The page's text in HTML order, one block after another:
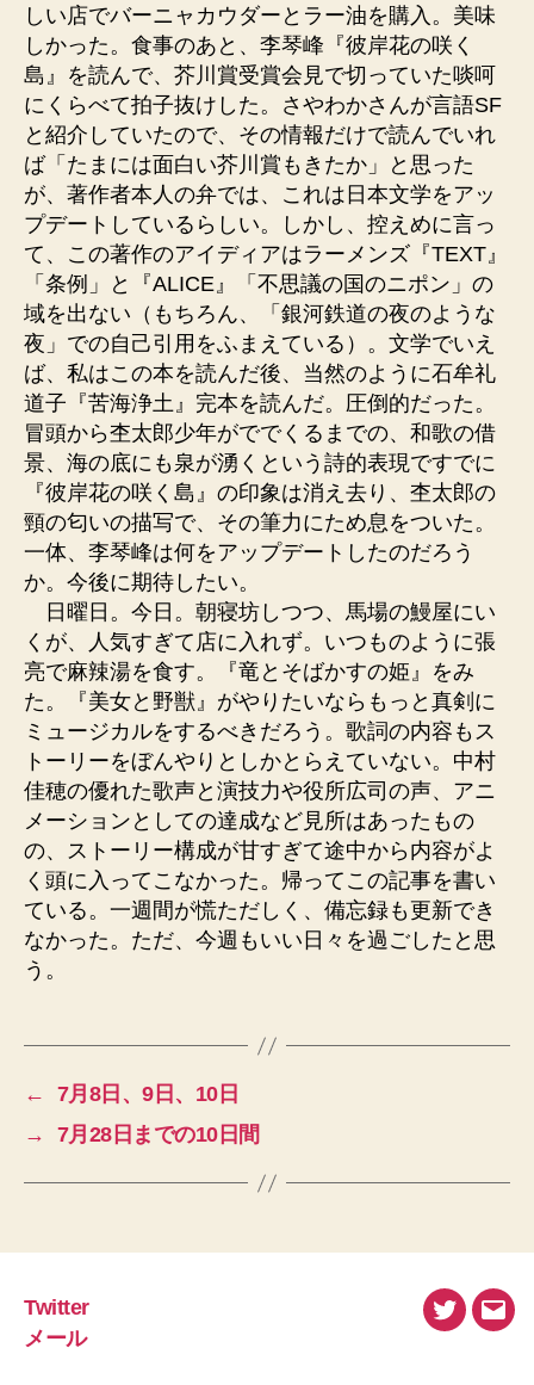
しい店でバーニャカウダーとラー油を購入。美味
しかった。食事のあと、李琴峰『彼岸花の咲く
島』を読んで、芥川賞受賞会見で切っていた啖呵
にくらべて拍子抜けした。さやわかさんが言語SF
と紹介していたので、その情報だけで読んでいれ
ば「たまには面白い芥川賞もきたか」と思った
が、著作者本人の弁では、これは日本文学をアッ
プデートしているらしい。しかし、控えめに言っ
て、この著作のアイディアはラーメンズ『TEXT』
「条例」と『ALICE』「不思議の国のニポン」の
域を出ない（もちろん、「銀河鉄道の夜のような
夜」での自己引用をふまえている）。文学でいえ
ば、私はこの本を読んだ後、当然のように石牟礼
道子『苦海浄土』完本を読んだ。圧倒的だった。
冒頭から杢太郎少年がででくるまでの、和歌の借
景、海の底にも泉が湧くという詩的表現ですでに
『彼岸花の咲く島』の印象は消え去り、杢太郎の
頸の匂いの描写で、その筆力にため息をついた。
一体、李琴峰は何をアップデートしたのだろう
か。今後に期待したい。
日曜日。今日。朝寝坊しつつ、馬場の鰻屋にい
くが、人気すぎて店に入れず。いつものように張
亮で麻辣湯を食す。『竜とそばかすの姫』をみ
た。『美女と野獣』がやりたいならもっと真剣に
ミュージカルをするべきだろう。歌詞の内容もス
トーリーをぼんやりとしかとらえていない。中村
佳穂の優れた歌声と演技力や役所広司の声、アニ
メーションとしての達成など見所はあったもの
の、ストーリー構成が甘すぎて途中から内容がよ
く頭に入ってこなかった。帰ってこの記事を書い
ている。一週間が慌ただしく、備忘録も更新でき
なかった。ただ、今週もいい日々を過ごしたと思
う。
←
7月8日、9日、10日
→
7月28日までの10日間
Twitter
メール
Twitterメ